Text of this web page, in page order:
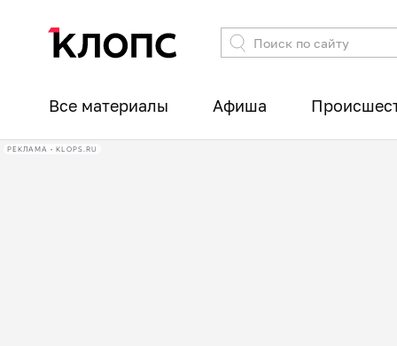
Все материалы Афиша
РЕКЛАМА • KLOPS.RU